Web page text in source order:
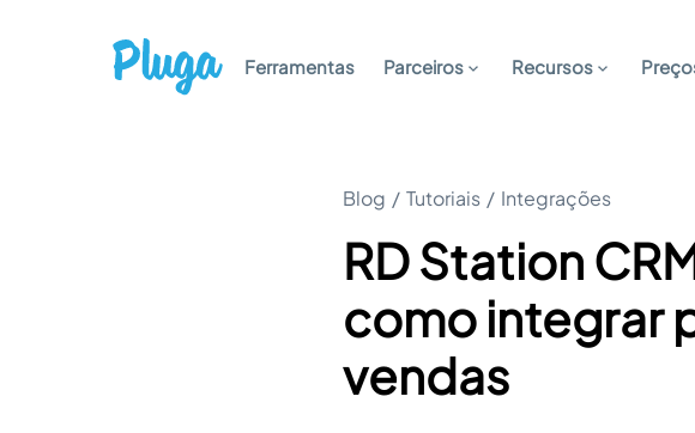
Ferramentas Parceiros Recursos
Blog / Tutoriais / Integrações
RD Station
como integrar
vendas